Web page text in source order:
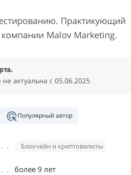
Практикующий
Malov Marketing.
актуальна c 05.06.2025
Популярный автор
Блокчейн и криптовалюты
более 9 лет